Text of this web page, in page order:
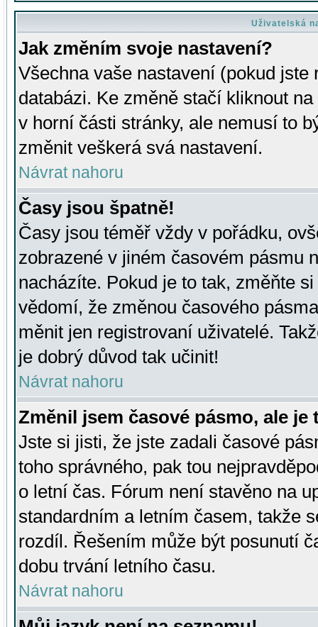
Uživatelská
Jak změním svoje nastavení?
Všechna vaše nastavení (pokud
databázi. Ke změně stačí kliknout
v horní části stránky, ale nemusí to
změnit veškerá svá nastavení.
Návrat nahoru
Časy jsou špatně!
Časy jsou téměř vždy v pořádku,
zobrazené v jiném časovém pásmu
nacházíte. Pokud je to tak, změňte
vědomí, že změnou časového
měnit jen registrovaní uživatelé.
je dobrý důvod tak učinit!
Návrat nahoru
Změnil jsem časové pásmo, ale je
Jste si jisti, že jste zadali časové
toho správného, pak tou
o letní čas. Fórum není stavěno na
standardním a letním časem, takže
rozdíl. Řešením může být posunutí
dobu trvání letního času.
Návrat nahoru